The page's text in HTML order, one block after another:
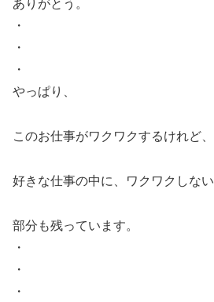
ありがとう。
・
・
・
やっぱり、
このお仕事がワクワクするけれど、
好きな仕事の中に、ワクワクしない
部分も残っています。
・
・
・